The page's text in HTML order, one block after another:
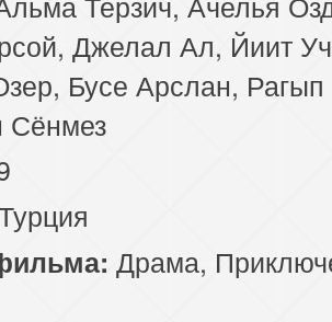
Джелал Ал, Йиит
Бусе Арслан,
Сёнмез
Драма,